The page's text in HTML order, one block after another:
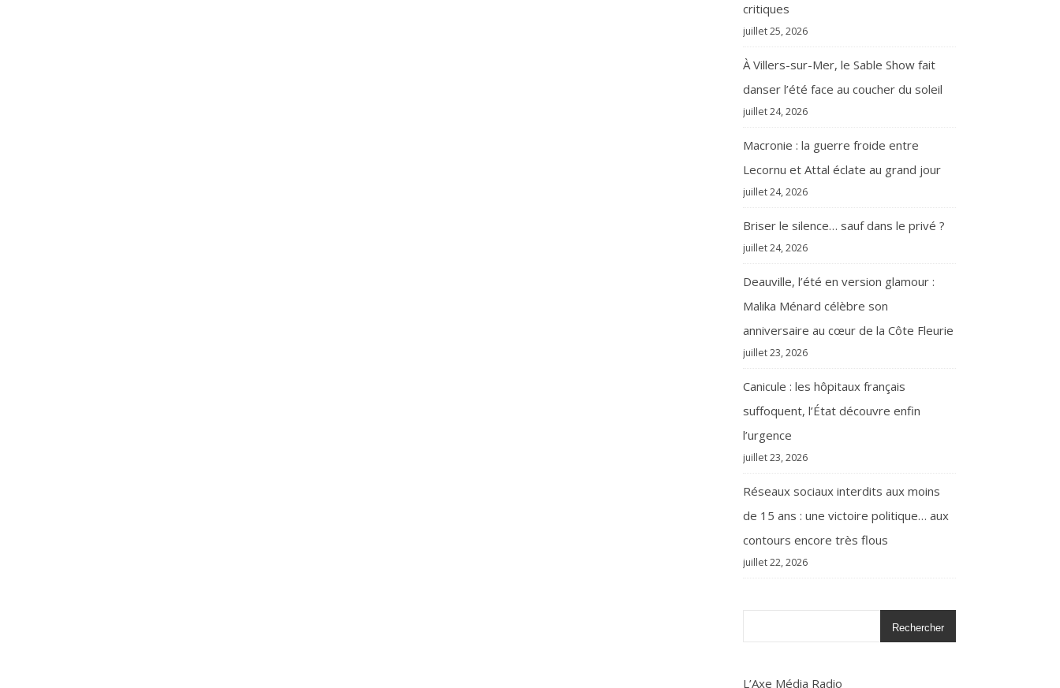
critiques
juillet 25, 2026
À Villers-sur-Mer, le Sable Show fait
danser l’été face au coucher du soleil
juillet 24, 2026
Macronie : la guerre froide entre
Lecornu et Attal éclate au grand jour
juillet 24, 2026
Briser le silence… sauf dans le privé ?
juillet 24, 2026
Deauville, l’été en version glamour :
Malika Ménard célèbre son
anniversaire au cœur de la Côte Fleurie
juillet 23, 2026
Canicule : les hôpitaux français
suffoquent, l’État découvre enfin
l’urgence
juillet 23, 2026
Réseaux sociaux interdits aux moins
de 15 ans : une victoire politique… aux
contours encore très flous
juillet 22, 2026
Rechercher
L’Axe Média Radio